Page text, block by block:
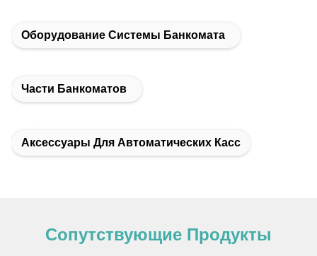
Оборудование Системы Банкомата
Части Банкоматов
Аксессуары Для Автоматических Касс
Сопутствующие Продукты